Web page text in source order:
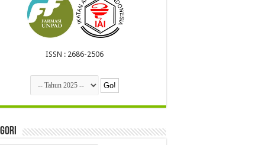
ISSN : 2686-2506